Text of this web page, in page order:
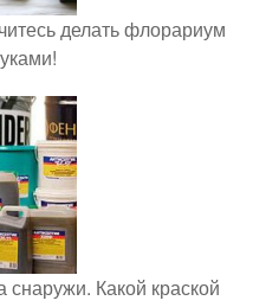
делать флорариум
Какой краской